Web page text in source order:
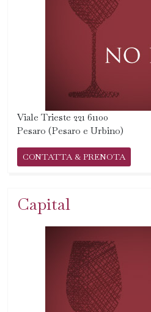
Viale Trieste 221 61100
Pesaro (Pesaro e Urbino)
CONTATTA & PRENOTA
Capital